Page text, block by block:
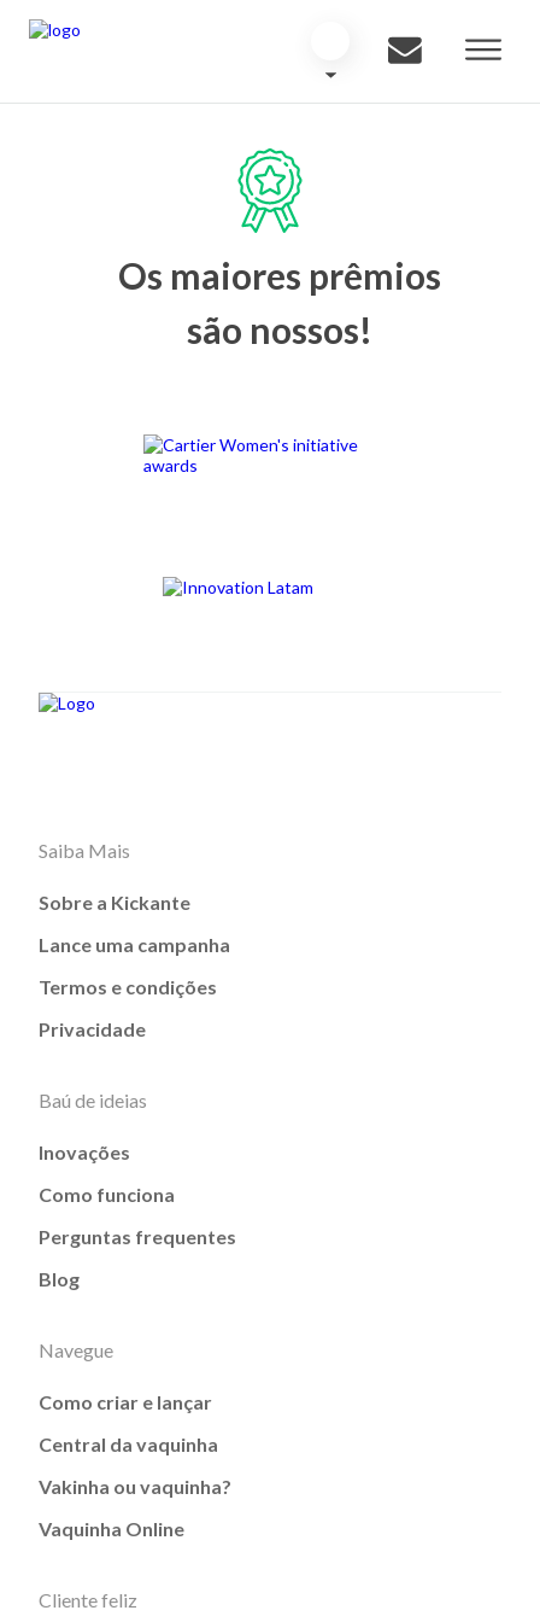
Os maiores prêmios
são nossos!
Saiba Mais
Sobre a Kickante
Lance uma campanha
Termos e condições
Privacidade
Baú de ideias
Inovações
Como funciona
Perguntas frequentes
Blog
Navegue
Como criar e lançar
Central da vaquinha
Vakinha ou vaquinha?
Vaquinha Online
Cliente feliz